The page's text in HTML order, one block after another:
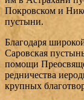
Покровском и
пустыни.
Благодаря
Саровская
помощи
редничества
крупных